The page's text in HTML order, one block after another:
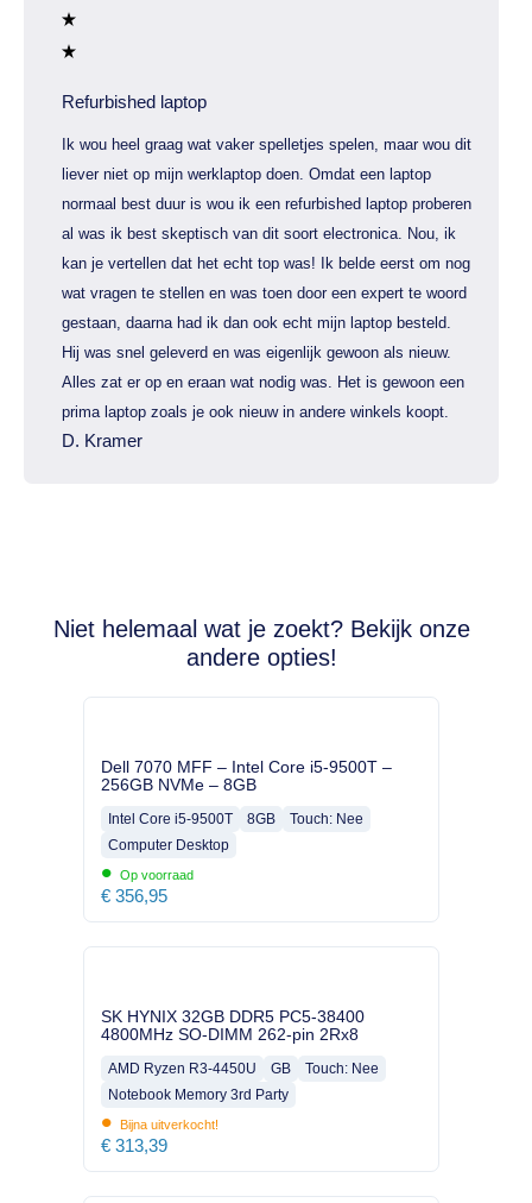
Refurbished laptop
Ik wou heel graag wat vaker spelletjes spelen, maar wou dit
liever niet op mijn werklaptop doen. Omdat een laptop
normaal best duur is wou ik een refurbished laptop proberen
al was ik best skeptisch van dit soort electronica. Nou, ik
kan je vertellen dat het echt top was! Ik belde eerst om nog
wat vragen te stellen en was toen door een expert te woord
gestaan, daarna had ik dan ook echt mijn laptop besteld.
Hij was snel geleverd en was eigenlijk gewoon als nieuw.
Alles zat er op en eraan wat nodig was. Het is gewoon een
prima laptop zoals je ook nieuw in andere winkels koopt.
D. Kramer
Niet helemaal wat je zoekt? Bekijk onze
andere opties!
Dell 7070 MFF – Intel Core i5-9500T –
256GB NVMe – 8GB
Intel Core i5-9500T 8GB
Touch: Nee
Computer Desktop
• Op voorraad
€ 356,95
SK HYNIX 32GB DDR5 PC5-38400
4800MHz SO-DIMM 262-pin 2Rx8
AMD Ryzen R3-4450U GB
Touch: Nee
Notebook Memory 3rd Party
• Bijna uitverkocht!
€ 313,39